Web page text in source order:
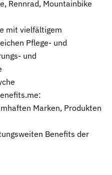
Rennrad, Mountainbike
mit vielfältigem
Pflege- und
und
Marken, Produkten
Benefits der